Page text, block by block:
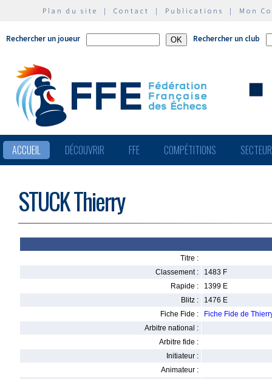
Plan du site | Contact | Publications | Mon
Rechercher un joueur Rechercher un club
ACCUEIL DÉCOUVRIR FFE COMPÉTITIONS
STUCK Thierry
Titre :
Classement :
1483 F
Rapide :
1399 E
Blitz :
1476 E
Fiche Fide :
Fiche Fide de
Arbitre national :
Arbitre fide :
Initiateur :
Animateur :